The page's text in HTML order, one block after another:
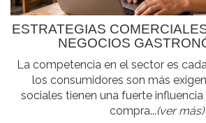
ESTRATEGIAS
NEGOCIOS
La competencia en el sector es
los consumidores son más
sociales tienen una fuerte
compra...(ver más)